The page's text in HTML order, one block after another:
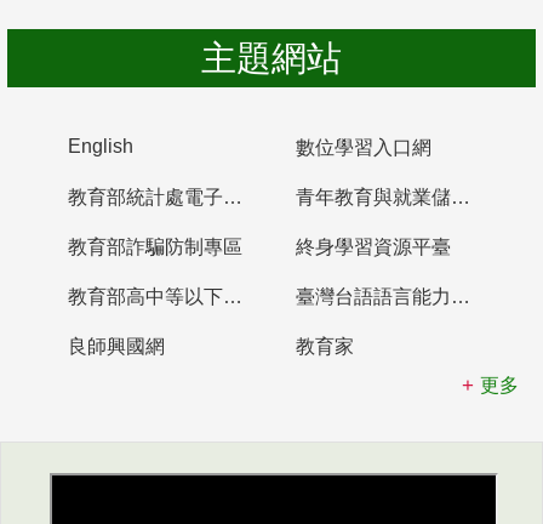
主題網站
English 數位學習入口網
教育部統計處電子書櫃 青年教育與就業儲蓄帳戶
教育部詐騙防制專區 終身學習資源平臺
教育部高中等以下學校及幼兒園教師資格檢定考試 臺灣台語語言能力認證網站
良師興國網
教育家
更多